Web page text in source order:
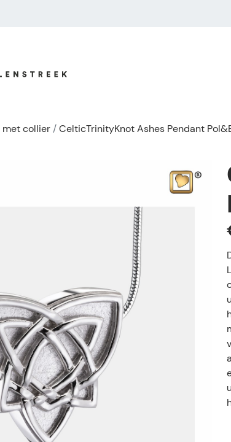
met collier CelticTrinityKnot Ashes Pendant